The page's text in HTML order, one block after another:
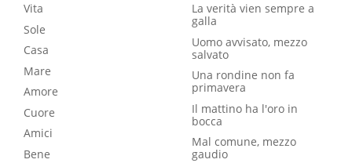
Vita
Sole
Casa
Mare
Amore
Cuore
Amici
Bene
La verità vien sempre a
galla
Uomo avvisato, mezzo
salvato
Una rondine non fa
primavera
Il mattino ha l'oro in
bocca
Mal comune, mezzo
gaudio